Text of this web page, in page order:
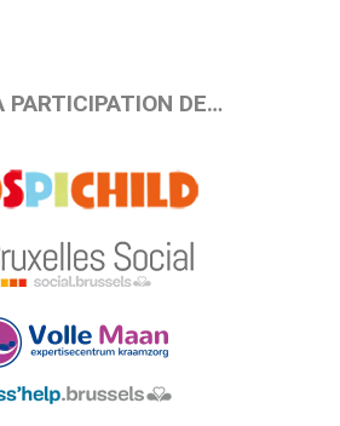
PARTICIPATION DE…